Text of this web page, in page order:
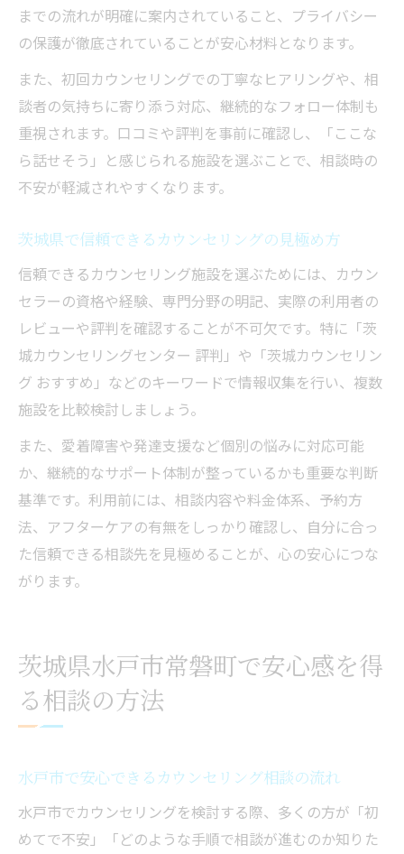
までの流れが明確に案内されていること、プライバシー
の保護が徹底されていることが安心材料となります。
また、初回カウンセリングでの丁寧なヒアリングや、相
談者の気持ちに寄り添う対応、継続的なフォロー体制も
重視されます。口コミや評判を事前に確認し、「ここな
ら話せそう」と感じられる施設を選ぶことで、相談時の
不安が軽減されやすくなります。
茨城県で信頼できるカウンセリングの見極め方
信頼できるカウンセリング施設を選ぶためには、カウン
セラーの資格や経験、専門分野の明記、実際の利用者の
レビューや評判を確認することが不可欠です。特に「茨
城カウンセリングセンター 評判」や「茨城カウンセリン
グ おすすめ」などのキーワードで情報収集を行い、複数
施設を比較検討しましょう。
また、愛着障害や発達支援など個別の悩みに対応可能
か、継続的なサポート体制が整っているかも重要な判断
基準です。利用前には、相談内容や料金体系、予約方
法、アフターケアの有無をしっかり確認し、自分に合っ
た信頼できる相談先を見極めることが、心の安心につな
がります。
茨城県水戸市常磐町で安心感を得
る相談の方法
水戸市で安心できるカウンセリング相談の流れ
水戸市でカウンセリングを検討する際、多くの方が「初
めてで不安」「どのような手順で相談が進むのか知りた